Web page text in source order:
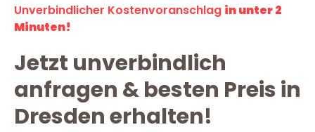
Unverbindlicher Kostenvoranschlag in unter 2
Minuten!
Jetzt unverbindlich
anfragen & besten Preis in
Dresden erhalten!